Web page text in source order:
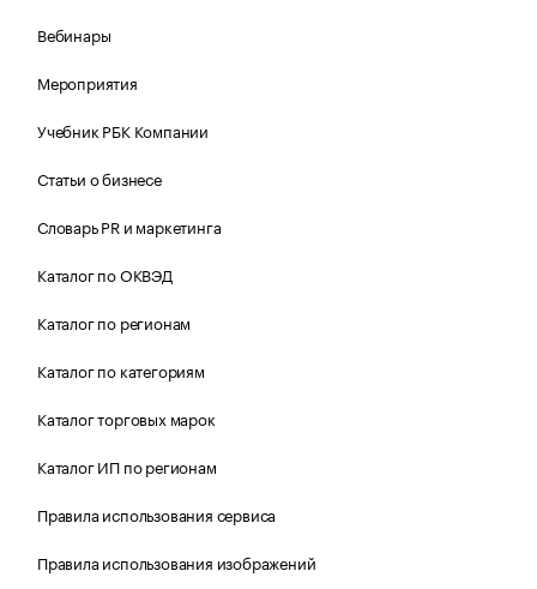
Вебинары
Мероприятия
Учебник РБК Компании
Статьи о бизнесе
Словарь PR и маркетинга
Каталог по ОКВЭД
Каталог по регионам
Каталог по категориям
Каталог торговых марок
Каталог ИП по регионам
Правила использования сервиса
Правила использования изображений